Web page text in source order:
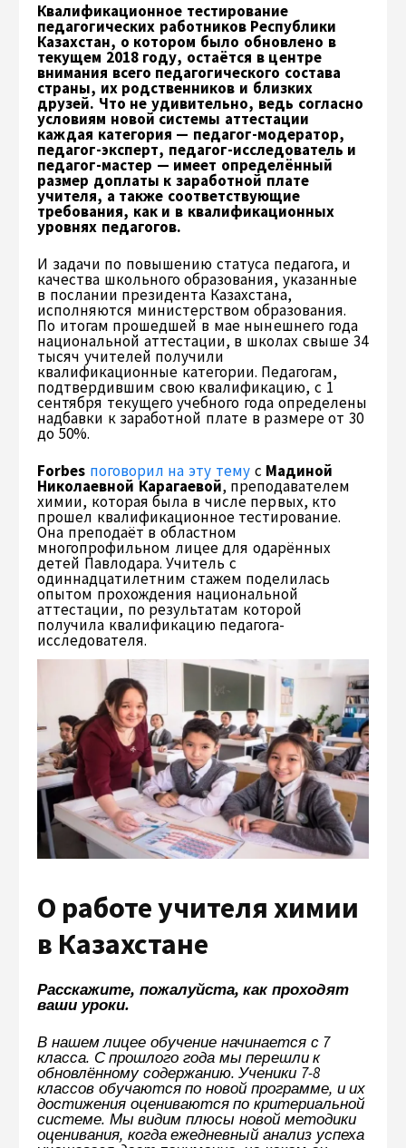
Квалификационное тестирование
педагогических работников Республики
Казахстан, о котором было обновлено в
текущем 2018 году, остаётся в центре
внимания всего педагогического состава
страны, их родственников и близких
друзей. Что не удивительно, ведь согласно
условиям новой системы аттестации
каждая категория — педагог-модератор,
педагог-эксперт, педагог-исследователь и
педагог-мастер — имеет определённый
размер доплаты к заработной плате
учителя, а также соответствующие
требования, как и в квалификационных
уровнях педагогов.
И задачи по повышению статуса педагога, и
качества школьного образования, указанные
в послании президента Казахстана,
исполняются министерством образования.
По итогам прошедшей в мае нынешнего года
национальной аттестации, в школах свыше 34
тысяч учителей получили
квалификационные категории. Педагогам,
подтвердившим свою квалификацию, с 1
сентября текущего учебного года определены
надбавки к заработной плате в размере от 30
до 50%.
Forbes поговорил на эту темус Мадиной
Николаевной Карагаевой, преподавателем
химии, которая была в числе первых, кто
прошел квалификационное тестирование.
Она преподаёт в областном
многопрофильном лицее для одарённых
детей Павлодара. Учитель с
одиннадцатилетним стажем поделилась
опытом прохождения национальной
аттестации, по результатам которой
получила квалификацию педагога-
исследователя.
О работе учителя химии
в Казахстане
Расскажите, пожалуйста, как проходят
ваши уроки.
В нашем лицее обучение начинается с 7
класса. С прошлого года мы перешли к
обновлённому содержанию. Ученики 7-8
классов обучаются по новой программе, и их
достижения оцениваются по критериальной
системе. Мы видим плюсы новой методики
оценивания, когда ежедневный анализ успеха